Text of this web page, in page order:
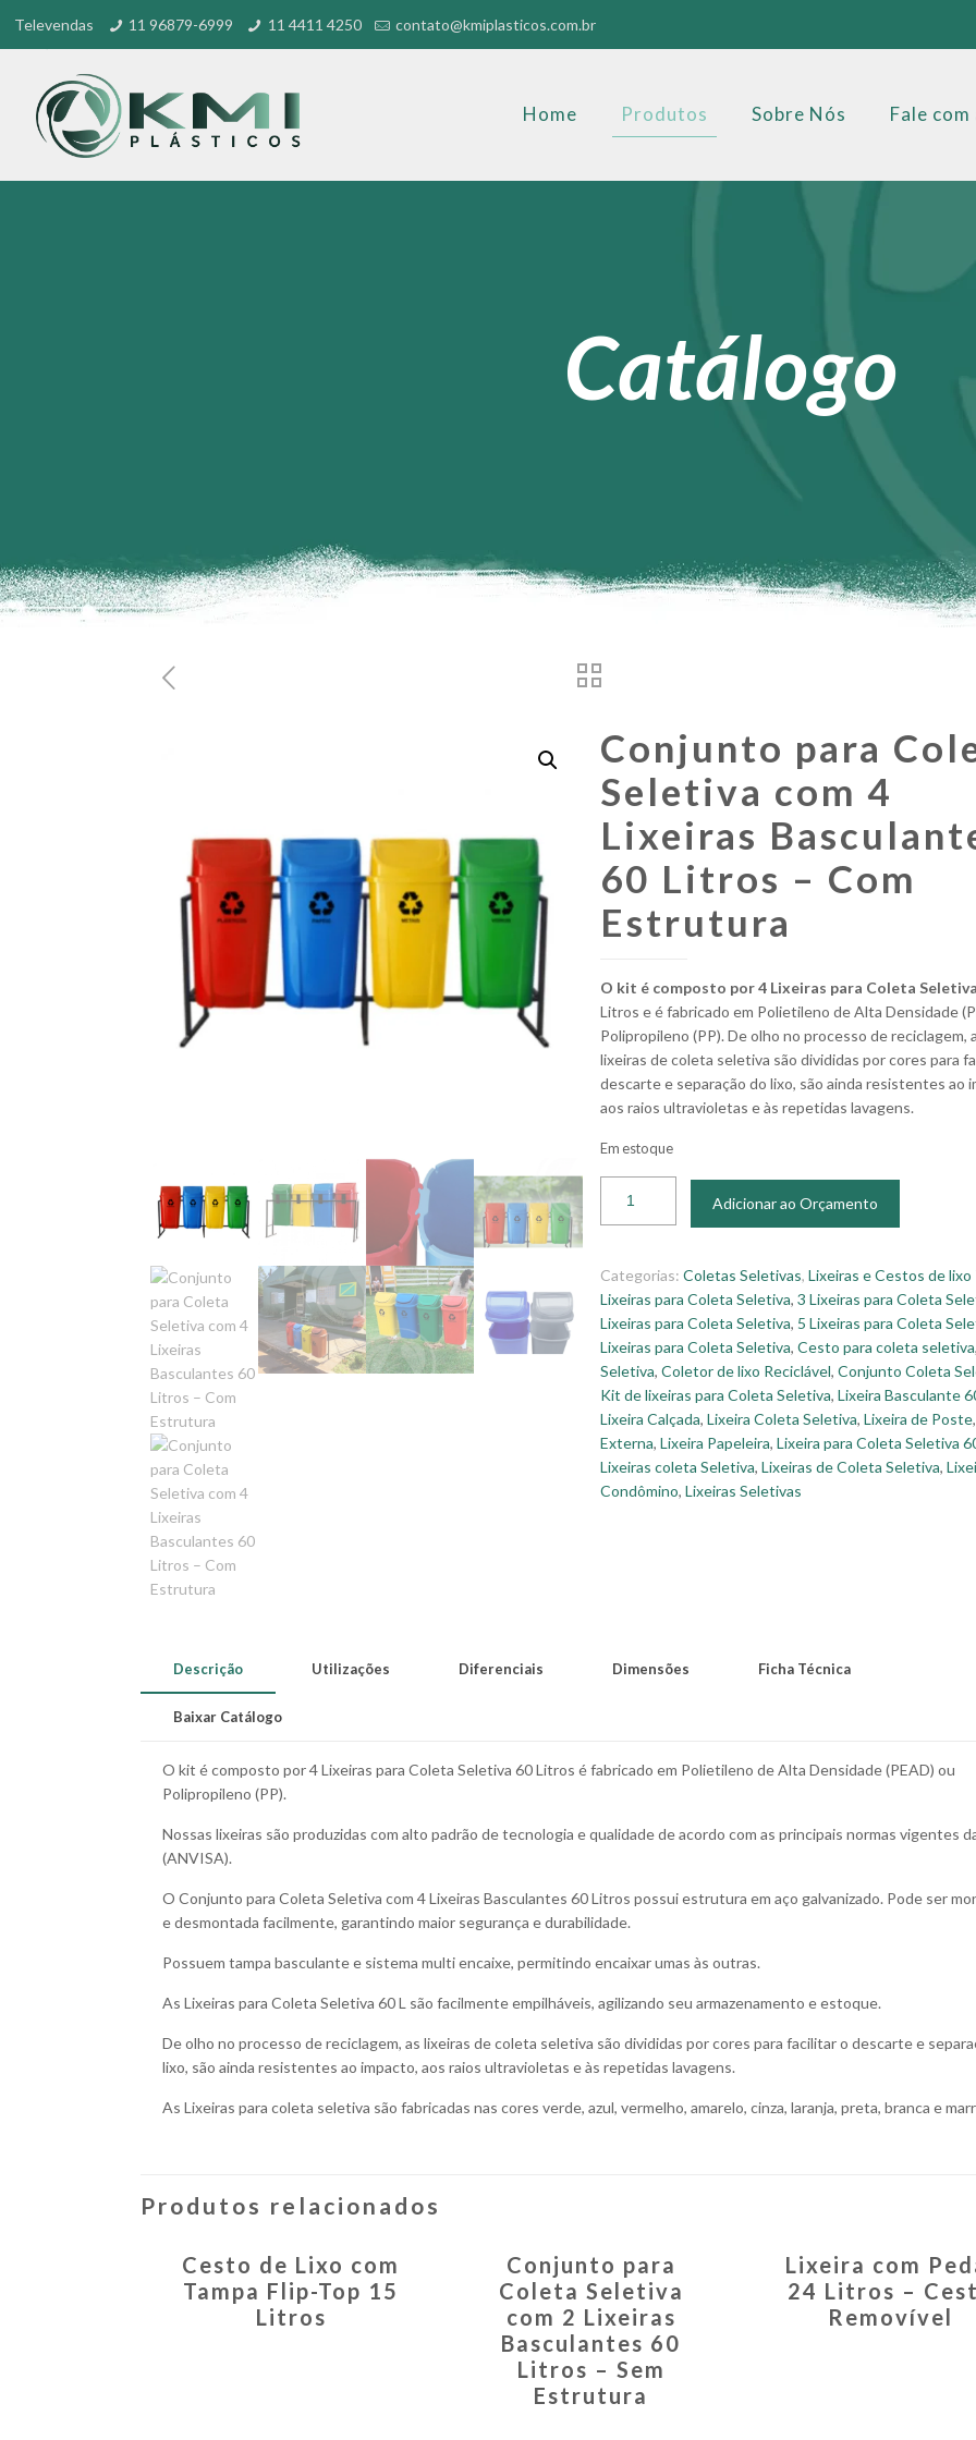
Televendas 11 96879-6999 11 4411 4250 contato@kmiplasticos.com.br
Home Produtos Sobre Nós Fale com
Catálogo
Conjunto para
Seletiva com 4
Lixeiras
60 Litros – Com
Estrutura
O kit é composto por 4 Lixeiras para Coleta Seletiva
Litros e é fabricado em Polietileno de Alta Densidade
Polipropileno (PP). De olho no processo de reciclagem,
lixeiras de coleta seletiva são divididas por cores para
descarte e separação do lixo, são ainda resistentes ao
aos raios ultravioletas e às repetidas lavagens.
Em estoque
Adicionar ao Orçamento
Categorias:Coletas Seletivas,Lixeiras e Cestos de lixo
Lixeiras para Coleta Seletiva,3 Lixeiras para Coleta
Lixeiras para Coleta Seletiva, 5 Lixeiras para Coleta
Lixeiras para Coleta Seletiva,Cesto para coleta seletiva
Seletiva,Coletor de lixo Reciclável,Conjunto Coleta
Kit de lixeiras para Coleta Seletiva,Lixeira Basculante
Lixeira Calçada,Lixeira Coleta Seletiva,Lixeira de Poste
Externa,Lixeira Papeleira,Lixeira para Coleta Seletiva
Lixeiras coleta Seletiva,Lixeiras de Coleta Seletiva,
Condômino,Lixeiras Seletivas
Descrição Utilizações Diferenciais Dimensões Ficha Técnica
Baixar Catálogo
O kit é composto por 4 Lixeiras para Coleta Seletiva 60 Litros é fabricado em Polietileno de Alta Densidade (PEAD) ou
Polipropileno (PP).
Nossas lixeiras são produzidas com alto padrão de tecnologia e qualidade de acordo com as principais normas vigentes
(ANVISA).
O Conjunto para Coleta Seletiva com 4 Lixeiras Basculantes 60 Litros possui estrutura em aço galvanizado. Pode ser
e desmontada facilmente, garantindo maior segurança e durabilidade.
Possuem tampa basculante e sistema multi encaixe, permitindo encaixar umas às outras.
As Lixeiras para Coleta Seletiva 60 L são facilmente empilháveis, agilizando seu armazenamento e estoque.
De olho no processo de reciclagem, as lixeiras de coleta seletiva são divididas por cores para facilitar o descarte e
lixo, são ainda resistentes ao impacto, aos raios ultravioletas e às repetidas lavagens.
As Lixeiras para coleta seletiva são fabricadas nas cores verde, azul, vermelho, amarelo, cinza, laranja, preta, branca e
Produtos relacionados
Cesto de Lixo com
Tampa Flip-Top 15
Litros
Conjunto para
Coleta Seletiva
com 2 Lixeiras
Basculantes 60
Litros – Sem
Estrutura
Lixeira com
24 Litros –
Removível